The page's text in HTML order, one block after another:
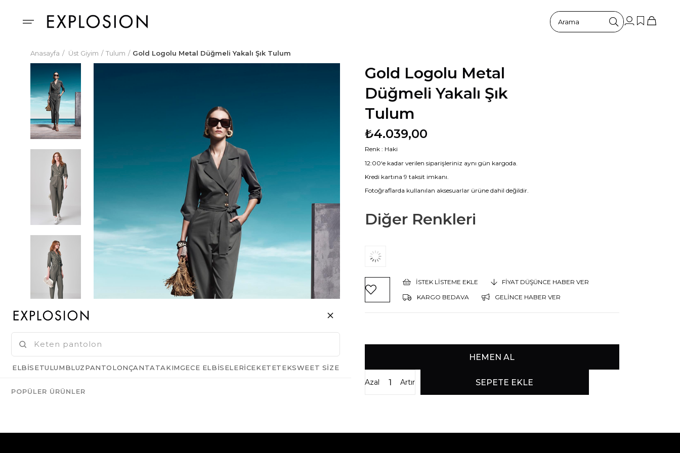
Anasayfa Üst Giyim Tulum Gold Logolu Metal Düğmeli Yakalı Şık Tulum
Gold Logolu Metal
Düğmeli Yakalı Şık
Tulum
₺4.039,00
Renk : Haki
12:00‘e kadar verilen siparişleriniz aynı gün kargoda.
Kredi kartına 9 taksit imkanı.
Fotoğraflarda kullanılan aksesuarlar ürüne dahil değildir.
Diğer Renkleri
İSTEK LISTEME EKLE
FIYAT DÜŞÜNCE HABER VER
KARGO BEDAVA
GELINCE HABER VER
Artır
Azalt
ELBISETULUMBLUZPANTOLONÇANTATAKIMGECE ELBISELERICEKETETEKSWEET SIZE
POPÜLER ÜRÜNLER